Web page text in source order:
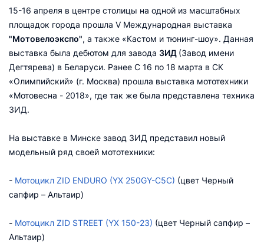
15-16 апреля в центре столицы на одной из масштабных
площадок города прошла V Международная выставка
"Мотовелоэкспо", а также «Кастом и тюнинг-шоу». Данная
выставка была дебютом для завода ЗИД (Завод имени
Дегтярева) в Беларуси. Ранее С 16 по 18 марта в СК
«Олимпийский» (г. Москва) прошла выставка мототехники
«Мотовесна - 2018», где так же была представлена техника
ЗИД.
На выставке в Минске завод ЗИД представил новый
модельный ряд своей мототехники:
- Мотоцикл ZID ENDURO (YX 250GY-C5C) (цвет Черный
сапфир – Альтаир)
- Мотоцикл ZID STREET (YX 150-23) (цвет Черный сапфир –
Альтаир)